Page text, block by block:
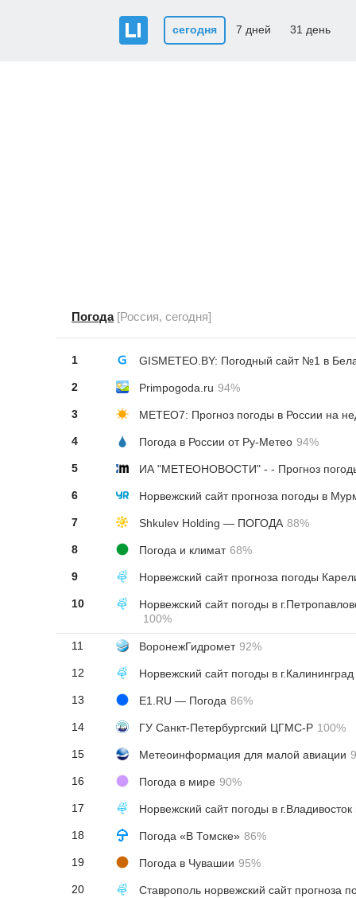
сегодня 7 дней 31 день
Погода[Россия, сегодня]
1 GISMETEO.BY: Погодный сайт №1 в
2 Primpogoda.ru 94%
3 METEO7: Прогноз погоды в России на
4 Погода в России от Ру-Метео 94%
5
6 Норвежский сайт прогноза погоды в
7 Shkulev Holding — ПОГОДА 88%
8 Погода и климат 68%
9 Норвежский сайт прогноза погоды
10
100%
11 ВоронежГидромет 92%
12
13 E1.RU — Погода 86%
14 ГУ Санкт-Петербургский ЦГМС-Р 100%
15 Метеоинформация для малой авиации
16 Погода в мире 90%
17 Норвежский сайт погоды в
18 Погода «В Томске» 86%
19 Погода в Чувашии 95%
20 Ставрополь норвежский сайт прогноза